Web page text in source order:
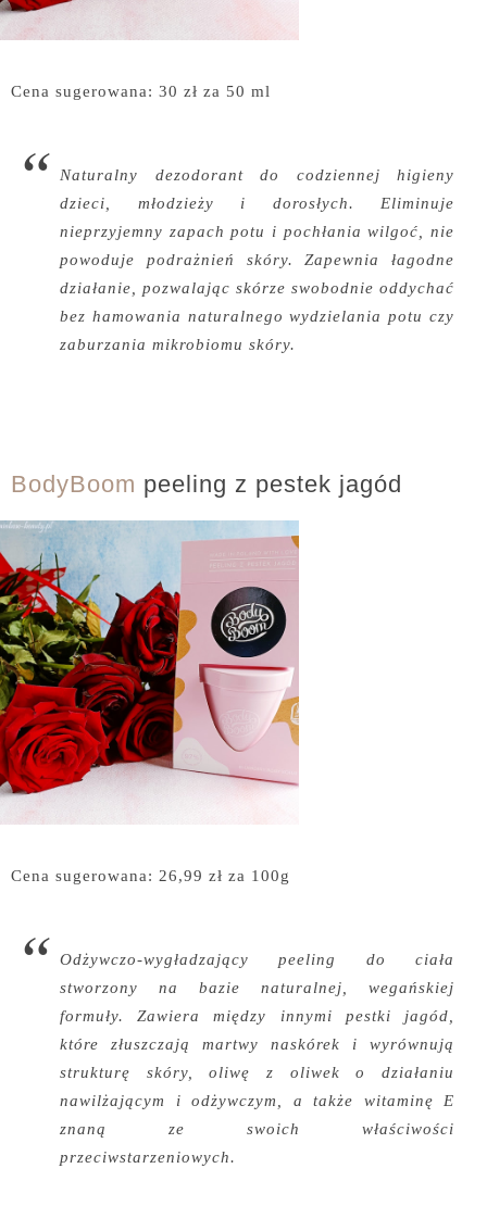
Cena sugerowana: 30 zł za 50 ml
Naturalny dezodorant do codziennej higieny
dzieci, młodzieży i dorosłych. Eliminuje
nieprzyjemny zapach potu i pochłania wilgoć, nie
powoduje podrażnień skóry. Zapewnia łagodne
działanie, pozwalając skórze swobodnie oddychać
bez hamowania naturalnego wydzielania potu czy
zaburzania mikrobiomu skóry.
BodyBoom peeling z pestek jagód
Cena sugerowana: 26,99 zł za 100g
Odżywczo-wygładzający peeling do ciała
stworzony na bazie naturalnej, wegańskiej
formuły. Zawiera między innymi pestki jagód,
które złuszczają martwy naskórek i wyrównują
strukturę skóry, oliwę z oliwek o działaniu
nawilżającym i odżywczym, a także witaminę E
znaną ze swoich właściwości
przeciwstarzeniowych.